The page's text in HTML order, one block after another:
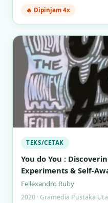
🔥 Dipinjam 4x
TEKS/CETAK
You do You :
Experiments & Self-
Fellexandro Ruby
2020 · Gramedia Pustaka